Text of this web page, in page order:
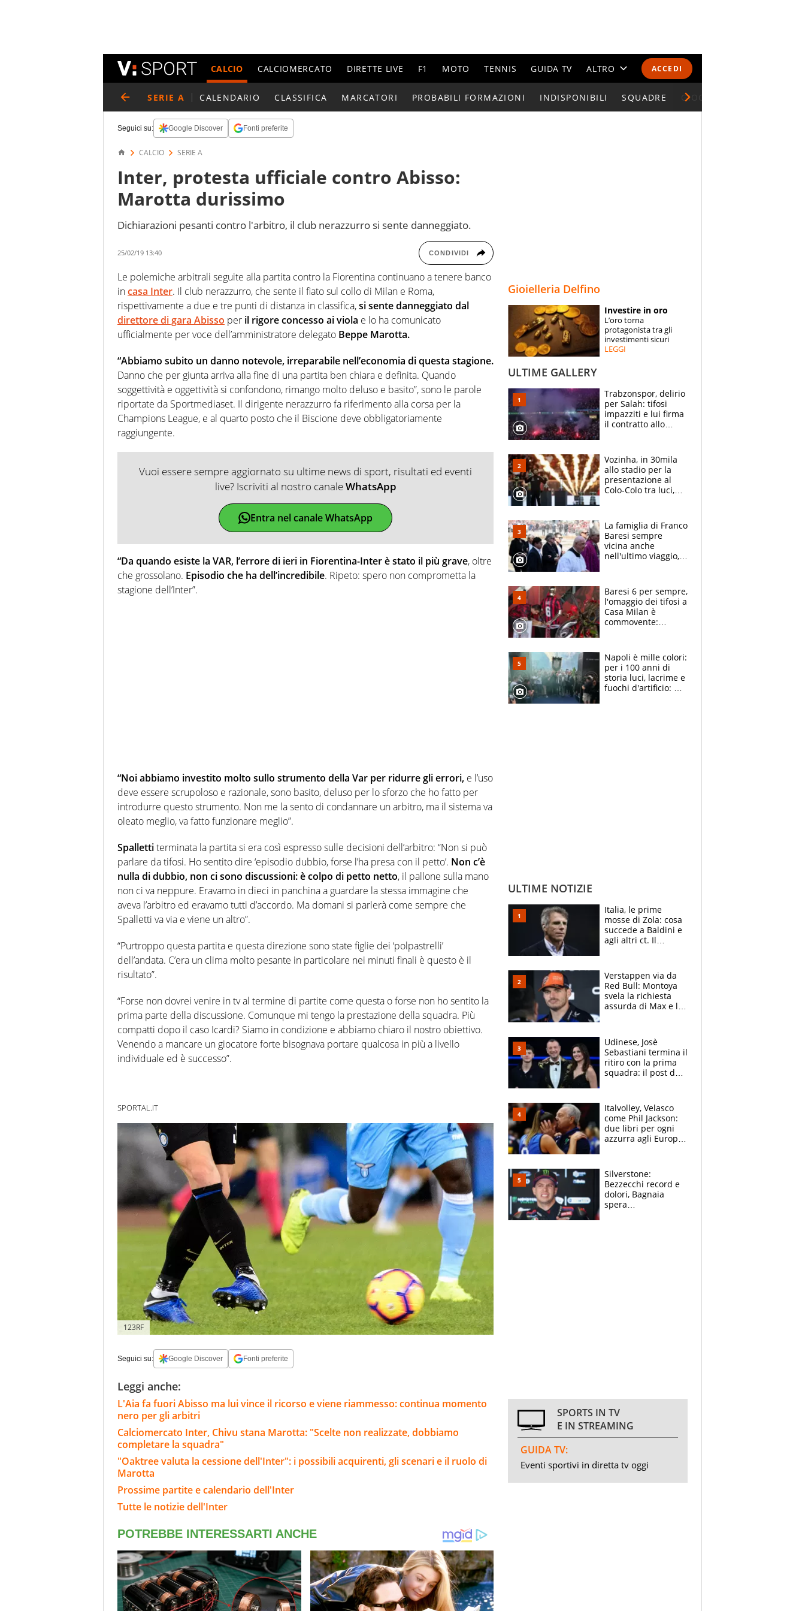
ACCEDI
CALCIO CALCIOMERCATO DIRETTE LIVE F1 MOTO TENNIS GUIDA TV ALTRO
CALENDARI E CLASSIFICHE
ESPERTI
CONTATTI
SERIE A CALENDARIO CLASSIFICA MARCATORI PROBABILI FORMAZIONI INDISPONIBILI SQUADRE GIOCATORI SERIE A
Seguici su: Google Discover Fonti preferite
CALCIO SERIE A
Inter, protesta ufficiale contro Abisso:
Marotta durissimo
Dichiarazioni pesanti contro l'arbitro, il club nerazzurro si sente danneggiato.
25/02/19 13:40 CONDIVIDI
Le polemiche arbitrali seguite alla partita contro la Fiorentina continuano a tenere banco
incasa Inter. Il club nerazzurro, che sente il fiato sul collo di Milan e Roma,
rispettivamente a due e tre punti di distanza in classifica,si sente danneggiato dal
direttore di gara Abisso per il rigore concesso ai viola e lo ha comunicato
ufficialmente per voce dell’amministratore delegato Beppe Marotta.
“Abbiamo subito un danno notevole, irreparabile nell’economia di questa stagione.
Danno che per giunta arriva alla fine di una partita ben chiara e definita. Quando
soggettività e oggettività si confondono, rimango molto deluso e basito”, sono le parole
riportate da Sportmediaset. Il dirigente nerazzurro fa riferimento alla corsa per la
Champions League, e al quarto posto che il Biscione deve obbligatoriamente
raggiungente.
Vuoi essere sempre aggiornato su ultime news di sport, risultati ed eventi
live? Iscriviti al nostro canaleWhatsApp
Entra nel canale WhatsApp
“Da quando esiste la VAR, l’errore di ieri in Fiorentina-Inter è stato il più grave, oltre
che grossolano. Episodio che ha dell’incredibile. Ripeto: spero non comprometta la
stagione dell’Inter”.
“Noi abbiamo investito molto sullo strumento della Var per ridurre gli errori, e l’uso
deve essere scrupoloso e razionale, sono basito, deluso per lo sforzo che ho fatto per
introdurre questo strumento. Non me la sento di condannare un arbitro, ma il sistema va
oleato meglio, va fatto funzionare meglio”.
Spallettiterminata la partita si era così espresso sulle decisioni dell’arbitro: “Non si può
parlare da tifosi. Ho sentito dire ‘episodio dubbio, forse l’ha presa con il petto’. Non c’è
nulla di dubbio, non ci sono discussioni: è colpo di petto netto, il pallone sulla mano
non ci va neppure. Eravamo in dieci in panchina a guardare la stessa immagine che
aveva l’arbitro ed eravamo tutti d’accordo. Ma domani si parlerà come sempre che
Spalletti va via e viene un altro”.
“Purtroppo questa partita e questa direzione sono state figlie dei ‘polpastrelli’
dell’andata. C’era un clima molto pesante in particolare nei minuti finali è questo è il
risultato”.
“Forse non dovrei venire in tv al termine di partite come questa o forse non ho sentito la
prima parte della discussione. Comunque mi tengo la prestazione della squadra. Più
compatti dopo il caso Icardi? Siamo in condizione e abbiamo chiaro il nostro obiettivo.
Venendo a mancare un giocatore forte bisognava portare qualcosa in più a livello
individuale ed è successo”.
SPORTAL.IT
123RF
Seguici su: Google Discover Fonti preferite
Leggi anche:
L'Aia fa fuori Abisso ma lui vince il ricorso e viene riammesso: continua momento
nero per gli arbitri
Calciomercato Inter, Chivu stana Marotta: "Scelte non realizzate, dobbiamo
completare la squadra"
"Oaktree valuta la cessione dell'Inter": i possibili acquirenti, gli scenari e il ruolo di
Marotta
Prossime partite e calendario dell'Inter
Tutte le notizie dell'Inter
Gioielleria Delfino
Investire in oro
L’oro torna
protagonista tra gli
investimenti sicuri
LEGGI
ULTIME GALLERY
Trabzonspor, delirio
per Salah: tifosi
impazziti e lui firma
il contratto allo
Vozinha, in 30mila
allo stadio per la
presentazione al
Colo-Colo tra luci,
La famiglia di Franco
Baresi sempre
vicina anche
nell'ultimo viaggio,
circondati
dall'affetto dei tifosi
Baresi 6 per sempre,
l'omaggio dei tifosi a
Casa Milan è
commovente:
bigliettini
Napoli è mille colori:
per i 100 anni di
storia luci, lacrime e
fuochi d'artificio: De
ULTIME NOTIZIE
Italia, le prime
mosse di Zola: cosa
succede a Baldini e
agli altri ct. Il
azzurri
Verstappen via da
Red Bull: Montoya
svela la richiesta
assurda di Max e lo
McLaren siano
meglio?”
Udinese, Josè
Sebastiani termina il
ritiro con la prima
squadra: il post del
sfondo
Italvolley, Velasco
come Phil Jackson:
due libri per ogni
azzurra agli Europei.
Silverstone:
Bezzecchi record e
dolori, Bagnaia
spera
SPORTS IN TV
E IN STREAMING
GUIDA TV:
Eventi sportivi in diretta tv oggi